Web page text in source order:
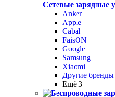
Сетевые зарядные
Anker
Apple
Cabal
FaisON
Google
Samsung
Xiaomi
Другие бренды
Ещё 3